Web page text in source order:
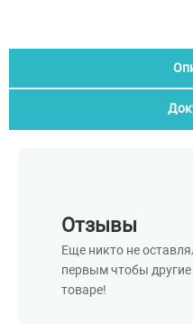
Отзывы
Еще никто не
первым чтобы
товаре!